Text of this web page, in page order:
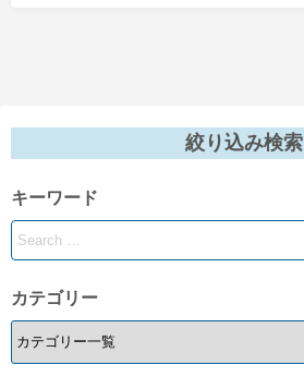
絞り込み検索
キーワード
カテゴリー